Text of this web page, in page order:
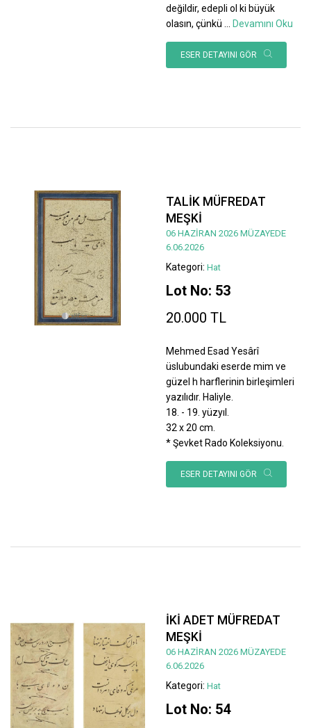
değildir, edepli ol ki büyük
olasın, çünkü ... Devamını Oku
ESER DETAYINI GÖR
TALİK MÜFREDAT
MEŞKİ
06 HAZİRAN 2026 MÜZAYEDE
6.06.2026
Kategori: Hat
Lot No: 53
20.000 TL
Mehmed Esad Yesârî
üslubundaki eserde mim ve
güzel h harflerinin birleşimleri
yazılıdır. Haliyle.
18. - 19. yüzyıl.
32 x 20 cm.
* Şevket Rado Koleksiyonu.
ESER DETAYINI GÖR
İKİ ADET MÜFREDAT
MEŞKİ
06 HAZİRAN 2026 MÜZAYEDE
6.06.2026
Kategori: Hat
Lot No: 54